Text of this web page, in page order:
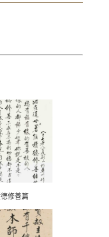
修善篇